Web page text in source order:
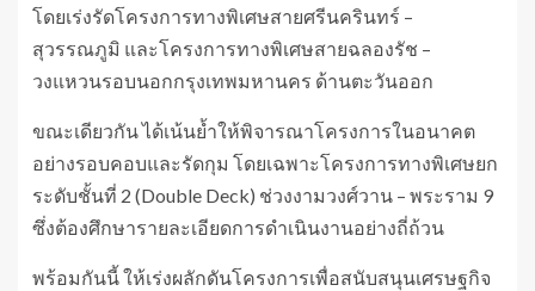
โดยเร่งรัดโครงการทางพิเศษสายศรีนครินทร์ –
สุวรรณภูมิ และโครงการทางพิเศษสายฉลองรัช –
วงแหวนรอบนอกกรุงเทพมหานคร ด้านตะวันออก
ขณะเดียวกัน ได้เน้นย้ำให้พิจารณาโครงการในอนาคต
อย่างรอบคอบและรัดกุม โดยเฉพาะโครงการทางพิเศษยก
ระดับชั้นที่ 2 (Double Deck) ช่วงงามวงศ์วาน – พระราม 9
ซึ่งต้องศึกษารายละเอียดการดำเนินงานอย่างถี่ถ้วน
พร้อมกันนี้ ให้เร่งผลักดันโครงการเพื่อสนับสนุนเศรษฐกิจ